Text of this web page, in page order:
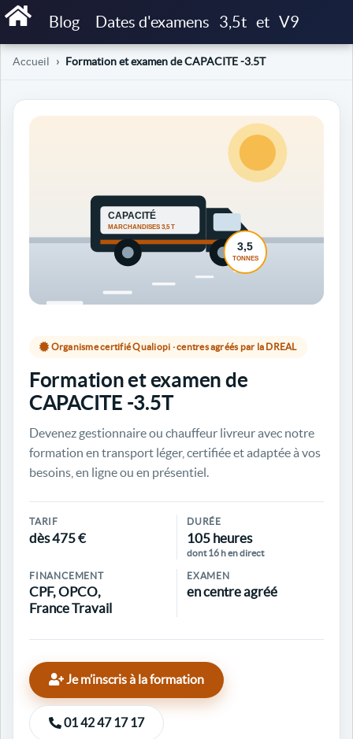
Blog Dates d'examens 3,5t et V9
Accueil Formation et examen de CAPACITE -3.5T
Organisme certifié Qualiopi · centres agréés par la DREAL
Formation et examen de
CAPACITE -3.5T
Devenez gestionnaire ou chauffeur livreur avec notre
formation en transport léger, certifiée et adaptée à vos
besoins, en ligne ou en présentiel.
TARIF
dès 475 €
DURÉE
105 heures
dont 16 h en direct
FINANCEMENT
CPF, OPCO,
France Travail
EXAMEN
en centre agréé
Je m’inscris à la formation
01 42 47 17 17